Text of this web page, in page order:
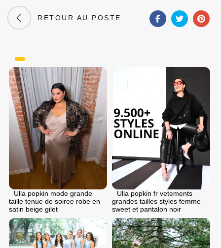
RETOUR AU POSTE
Ulla popkin mode grande
taille tenue de soiree robe en
satin beige gilet
Ulla popkin fr vetements
grandes tailles styles femme
sweet et pantalon noir